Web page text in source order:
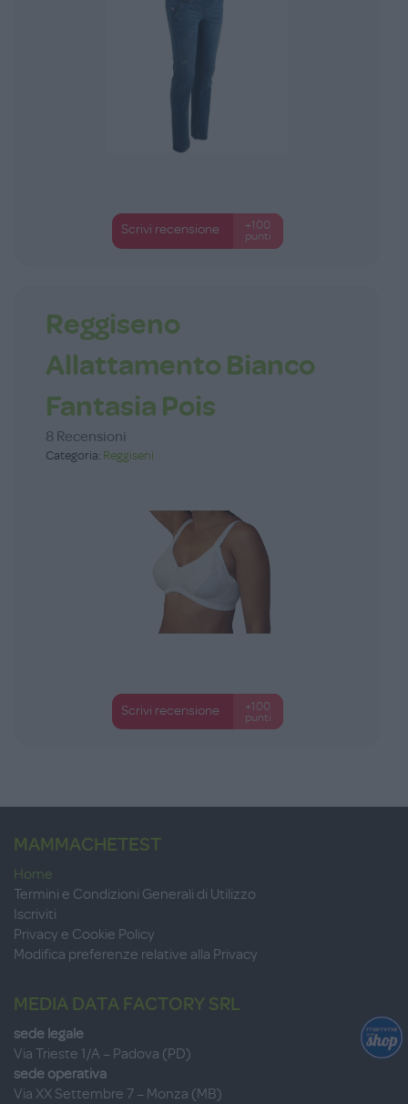
Scrivi recensione
+100
punti
Reggiseno
Allattamento Bianco
Fantasia Pois
8 Recensioni
Categoria: Reggiseni
Scrivi recensione
+100
punti
MAMMACHETEST
Home
Termini e Condizioni Generali di Utilizzo
Iscriviti
Privacy e Cookie Policy
Modifica preferenze relative alla Privacy
MEDIA DATA FACTORY SRL
sede legale
Via Trieste 1/A – Padova (PD)
sede operativa
Via XX Settembre 7 – Monza (MB)